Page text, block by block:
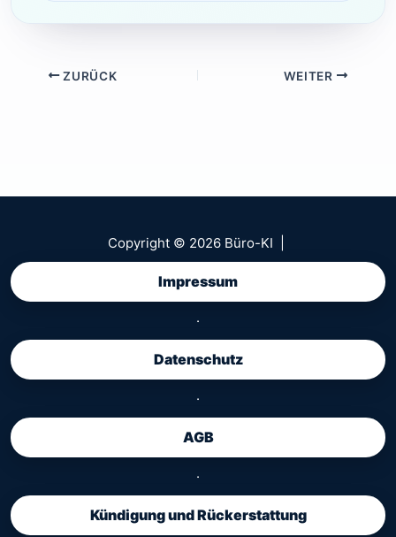
ZURÜCK WEITER
Copyright © 2026 Büro-KI |
Impressum
·
Datenschutz
·
AGB
·
Kündigung und Rückerstattung